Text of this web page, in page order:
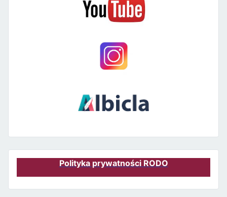
Polityka prywatności RODO